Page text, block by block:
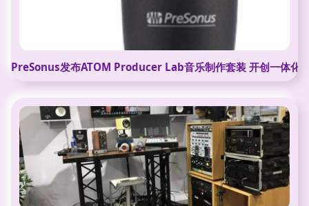
PreSonus发布ATOM Producer Lab音乐制作套装 开创一体化